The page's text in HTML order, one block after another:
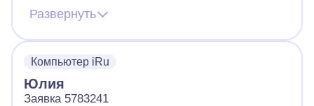
долго жить. Алексей подобрал оптимильную
по цене замену и сам заказал, после чего
приехал специально, чтобы установить.
Развернуть
Компьютер iRu
Юлия
Заявка 5783241